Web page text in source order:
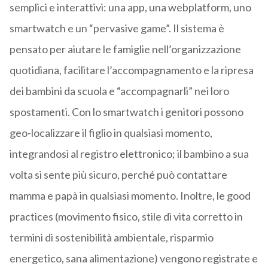
semplici e interattivi: una app, una webplatform, uno
smartwatch e un “pervasive game”. Il sistema è
pensato per aiutare le famiglie nell’organizzazione
quotidiana, facilitare l’accompagnamento e la ripresa
dei bambini da scuola e “accompagnarli” nei loro
spostamenti. Con lo smartwatch i genitori possono
geo-localizzare il figlio in qualsiasi momento,
integrandosi al registro elettronico; il bambino a sua
volta si sente più sicuro, perché può contattare
mamma e papà in qualsiasi momento. Inoltre, le good
practices (movimento fisico, stile di vita corretto in
termini di sostenibilità ambientale, risparmio
energetico, sana alimentazione) vengono registrate e